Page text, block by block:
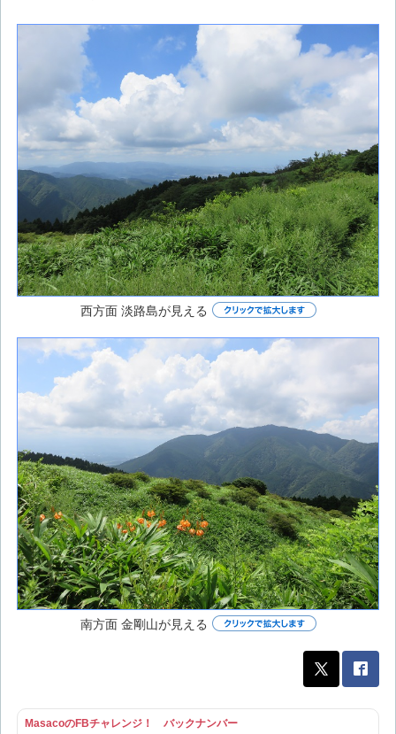
西方面 淡路島が見える
南方面 金剛山が見える
MasacoのFBチャレンジ！ バックナンバー